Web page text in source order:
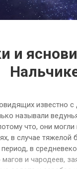
и
известно
называли
что, они
в случае тяжелой
в
и чародеев,